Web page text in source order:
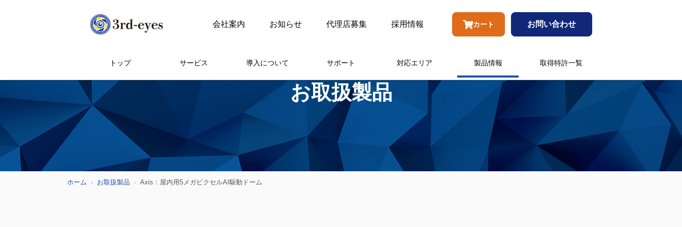
会社案内 お知らせ 代理店募集 採用情報 カート お問い合わせ
トップ サービス 導入について サポート 対応エリア 製品情報 取得特許一覧
お取扱製品
ホーム お取扱製品 Axis：屋内用5メガピクセルAI駆動ドーム